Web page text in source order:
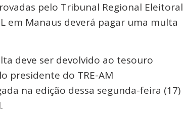
pelo Tribunal Regional Eleitoral
em Manaus deverá pagar uma multa
deve ser devolvido ao tesouro
presidente do TRE-AM
na edição dessa segunda-feira (17)